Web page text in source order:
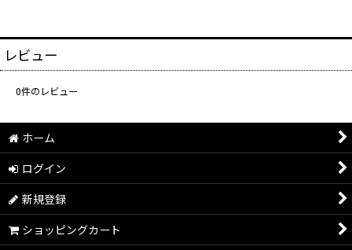
レビュー
0件のレビュー
ホーム
ログイン
新規登録
ショッピングカート